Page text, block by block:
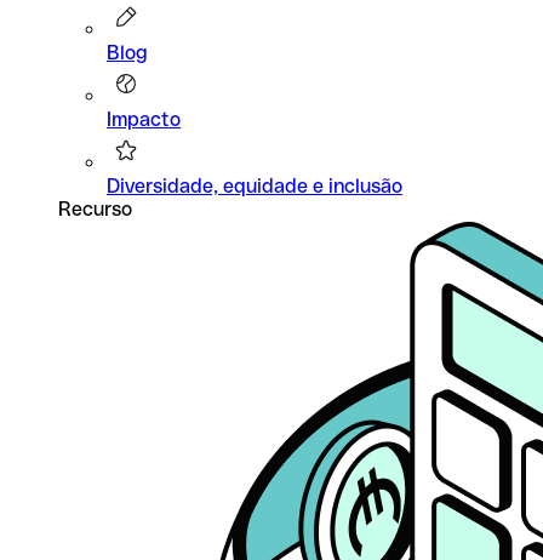
Blog
Impacto
Diversidade, equidade e inclusão
Recurso